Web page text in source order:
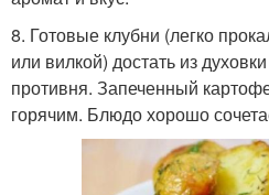
8. Готовые клубни (легко
или вилкой) достать из
противня. Запеченный
горячим. Блюдо хорошо